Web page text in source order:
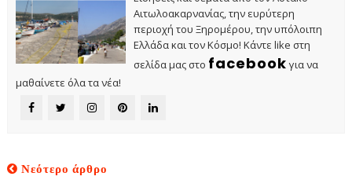
Αιτωλοακαρνανίας, την ευρύτερη
περιοχή του Ξηρομέρου, την υπόλοιπη
Ελλάδα και τον Κόσμο! Κάντε like στη
σελίδα μας στο facebook για να
μαθαίνετε όλα τα νέα!
Νεότερο άρθρο